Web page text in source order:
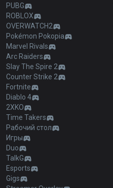
PUBG
ROBLOX
OVERWATCH2
Pokémon Pokopia
Marvel Rivals
Arc Raiders
Slay The Spire 2
Counter Strike 2
Fortnite
Diablo 4
2XKO
Time Takers
Рабочий стол
Игры
Duo
TalkG
Esports
Gigs